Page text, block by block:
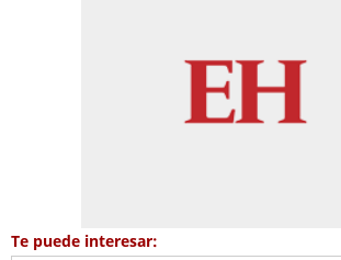
Te puede interesar: